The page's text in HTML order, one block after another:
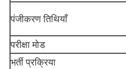
पंजीकरण तिथियाँ
परीक्षा मोड
भर्ती प्रक्रिया